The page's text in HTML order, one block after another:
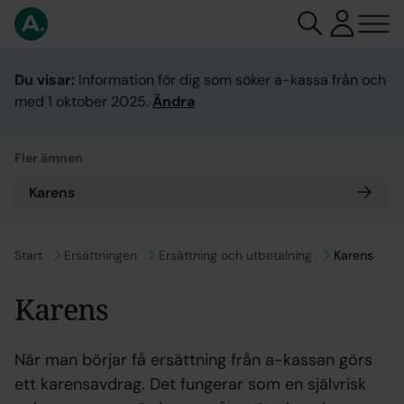
Du visar: Information för dig som söker a-kassa från och
med 1 oktober 2025. Ändra
Fler ämnen
Karens
Gå till
Start Gå till
Ersättningen Gå till
Ersättning och utbetalning Karens
Karens
När man börjar få ersättning från a-kassan görs
ett karensavdrag. Det fungerar som en självrisk